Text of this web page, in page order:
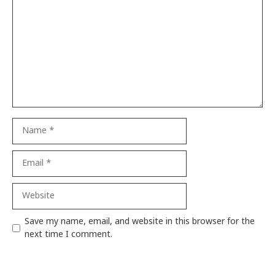
Save my name, email, and website in this browser for the
next time I comment.